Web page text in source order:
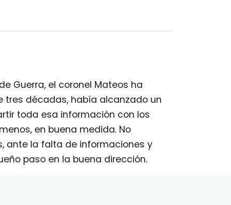
Guerra, el coronel Mateos ha
décadas, había alcanzado un
toda esa información con los
en buena medida. No
ante la falta de informaciones y
paso en la buena dirección.